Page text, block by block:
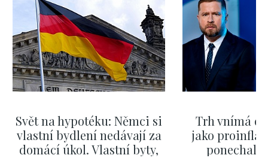
Svět na hypotéku: Němci si
vlastní bydlení nedávají za
domácí úkol. Vlastní byty,
Trh vnímá
jako
ponechali